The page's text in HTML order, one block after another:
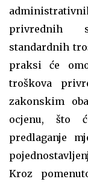
privrednih
standardnih
praksi će
troškova
zakonskim
ocjenu, što
predlaganje
Kroz